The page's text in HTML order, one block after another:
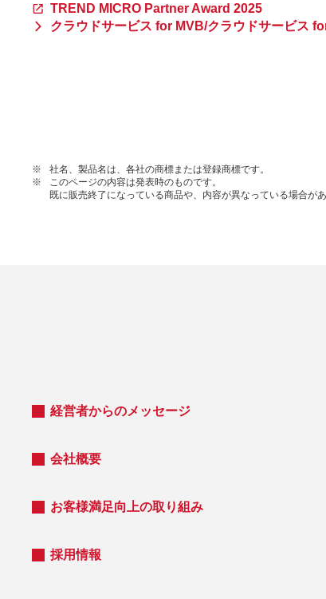
TREND MICRO Partner Award 2025
クラウドサービス for MVB/クラウドサービス
※
社名、製品名は、各社の商標または登録商標です。
※
このページの内容は発表時のものです。
既に販売終了になっている商品や、内容が異なっている場合があ
経営者からのメッセージ
会社概要
お客様満足向上の取り組み
採用情報